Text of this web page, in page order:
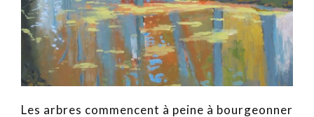
Les arbres commencent à peine à bourgeonner